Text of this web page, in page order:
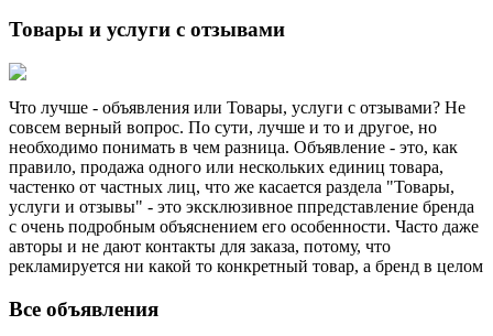
Товары и услуги с отзывами
Что лучше - объявления или Товары, услуги с отзывами? Не
совсем верный вопрос. По сути, лучше и то и другое, но
необходимо понимать в чем разница. Объявление - это, как
правило, продажа одного или нескольких единиц товара,
частенко от частных лиц, что же касается раздела "Товары,
услуги и отзывы" - это эксклюзивное ппредставление бренда
с очень подробным объяснением его особенности. Часто даже
авторы и не дают контакты для заказа, потому, что
рекламируется ни какой то конкретный товар, а бренд в целом
Все объявления